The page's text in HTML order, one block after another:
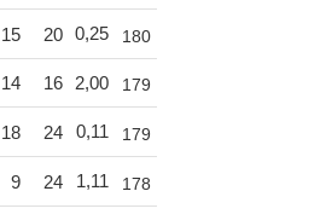
15 20 0,25 180
14 16 2,00 179
18 24 0,11 179
9 24 1,11 178